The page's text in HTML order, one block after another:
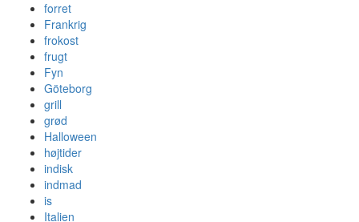
forret
Frankrig
frokost
frugt
Fyn
Göteborg
grill
grød
Halloween
højtider
indisk
indmad
is
Italien